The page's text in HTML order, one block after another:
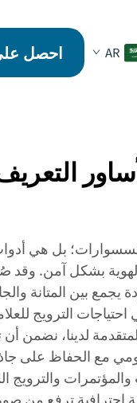
AR احصل
بل هي
بشكل آمن.
يجمع بين المتانة
الترويج
لدينا، نضمن
مع الحفاظ على
والمؤتمرات
احترافية ترفع من